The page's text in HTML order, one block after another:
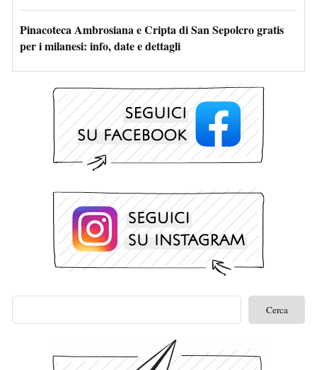
Pinacoteca Ambrosiana e Cripta di San Sepolcro gratis
per i milanesi: info, date e dettagli